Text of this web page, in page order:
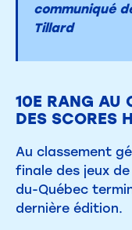
communiqué
Tillard
10E RANG AU
DES SCORES
Au classement
finale des jeux
du-Québec
dernière édition.